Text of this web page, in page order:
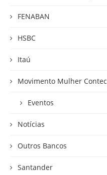
FENABAN
HSBC
Itaú
Movimento Mulher Contec
Eventos
Notícias
Outros Bancos
Santander